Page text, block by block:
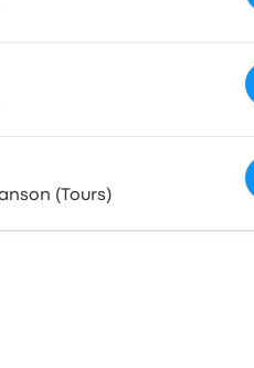
(Tours)